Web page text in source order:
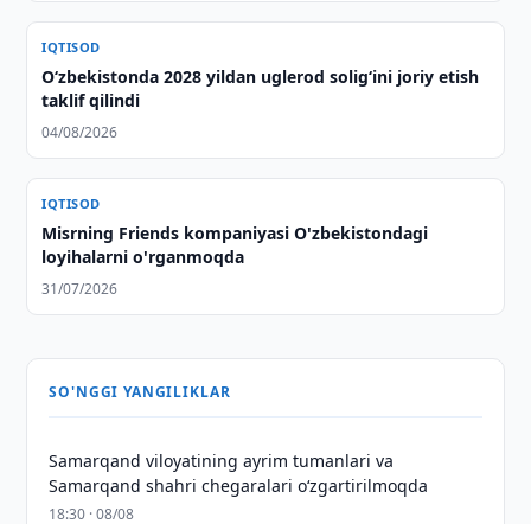
IQTISOD
O‘zbekistonda 2028 yildan uglerod solig‘ini joriy etish
taklif qilindi
04/08/2026
IQTISOD
Misrning Friends kompaniyasi O'zbekistondagi
loyihalarni o'rganmoqda
31/07/2026
SO'NGGI YANGILIKLAR
Samarqand viloyatining ayrim tumanlari va
Samarqand shahri chegaralari oʻzgartirilmoqda
18:30 · 08/08